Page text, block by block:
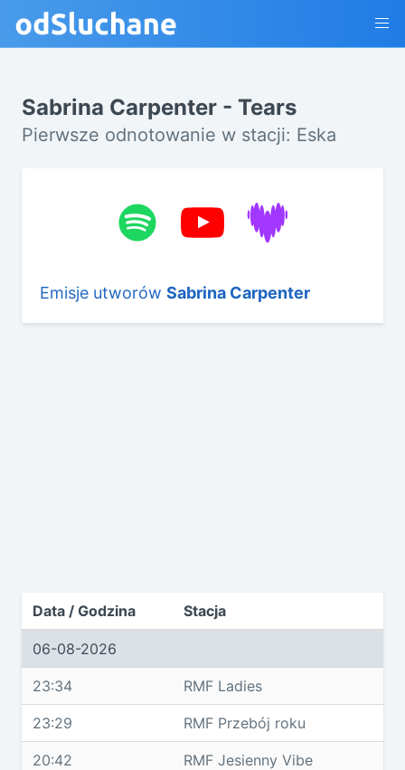
Sabrina Carpenter - Tears
Pierwsze odnotowanie w stacji: Eska
Emisje utworów Sabrina Carpenter
Data / Godzina Stacja
06-08-2026
23:34 RMF Ladies
23:29 RMF Przebój roku
20:42 RMF Jesienny Vibe